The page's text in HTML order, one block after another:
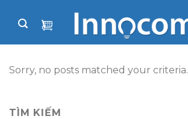
Sorry, no posts matched your criteria.
TÌM KIẾM